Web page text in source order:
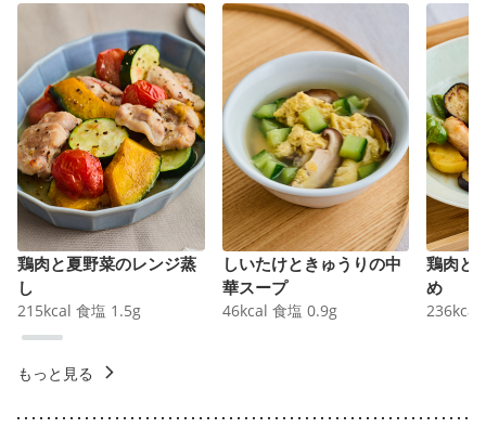
鶏肉と夏野菜のレンジ蒸
し
215kcal 食塩 1.5g
しいたけときゅうりの中
華スープ
46kcal 食塩 0.9g
鶏肉と
め
236kcal
もっと見る